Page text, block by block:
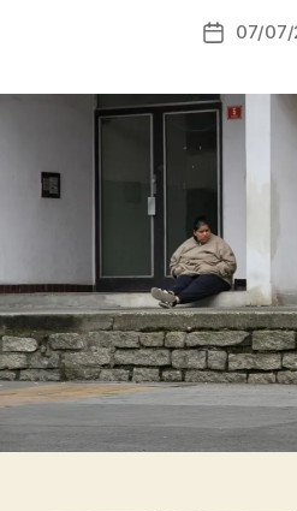
Datum
07/07/